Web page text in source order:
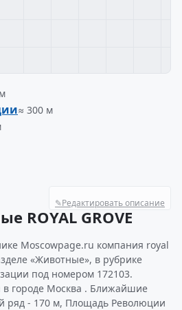
≈ 300 м
✎Редактировать описание
ROYAL GROVE
Moscowpage.ru компания royal
«Животные», в рубрике
под номером 172103.
в городе Москва . Ближайшие
ряд - 170 м, Площадь Революции